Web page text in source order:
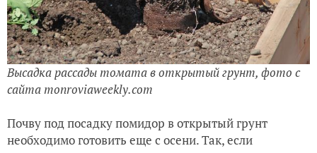
Высадка рассады томата в открытый грунт, фото с
сайта monroviaweekly.com
Почву под посадку помидор в открытый грунт
необходимо готовить еще с осени. Так, если